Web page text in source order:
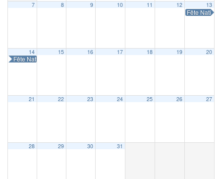
7 8 9 10 11 12 13
Fête
14
Fête Nationale
15 16 17 18 19 20
21 22 23 24 25 26 27
28 29 30 31